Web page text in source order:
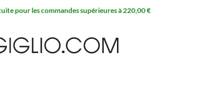
pour les commandes supérieures à 220,00 €